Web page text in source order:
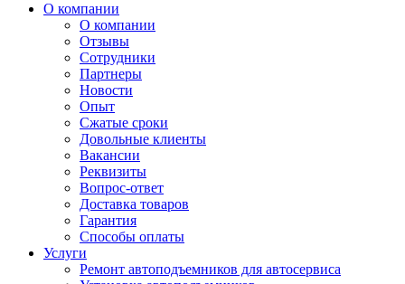
О компании
О компании
Отзывы
Сотрудники
Партнеры
Новости
Опыт
Сжатые сроки
Довольные клиенты
Вакансии
Реквизиты
Вопрос-ответ
Доставка товаров
Гарантия
Способы оплаты
Услуги
Ремонт автоподъемников для автосервиса